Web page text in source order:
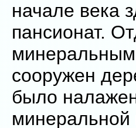
начале века
пансионат.
сооружен
было